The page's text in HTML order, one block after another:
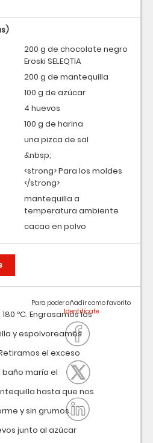
ºC. Engrasamos los
y espolvoreamos
el exceso
maría el
hasta que nos
y sin grumos.
junto al azúcar
Para poder añadir como favorito
200 g de chocolate negro
Eroski SELEQTIA
200 g de mantequilla
100 g de azúcar
4 huevos
100 g de harina
una pizca de sal
&nbsp;
<strong> Para los moldes
</strong>
mantequilla a
temperatura ambiente
cacao en polvo